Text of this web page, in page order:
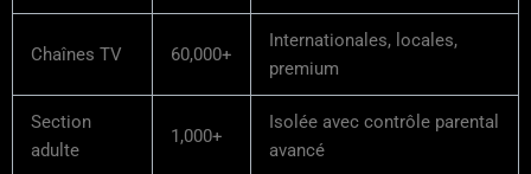
Chaînes TV 60,000+
Internationales, locales,
premium
Section
adulte
1,000+
Isolée avec contrôle parental
avancé